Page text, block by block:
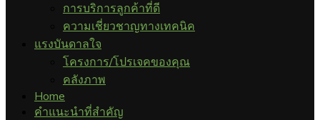
การบริการลูกค้าที่ดี
ความเชี่ยวชาญทางเทคนิค
แรงบันดาลใจ
โครงการ/โปรเจคของคุณ
คลังภาพ
Home
คำแนะนำที่สำคัญ